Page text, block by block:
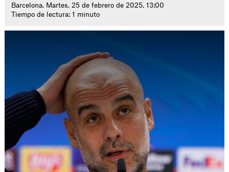
Barcelona. Martes, 25 de febrero de 2025. 13:00
Tiempo de lectura: 1 minuto